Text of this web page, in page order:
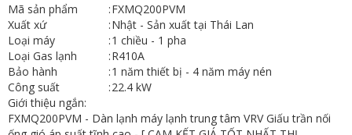
Mã sản phẩm :FXMQ200PVM
Xuất xứ
:Nhật - Sản xuất tại Thái Lan
Loại máy
:1 chiều - 1 pha
Loại Gas lạnh
:R410A
Bảo hành
:1 năm thiết bị - 4 năm máy nén
Công suất
:22.4 kW
Giới thiệu ngắn:
FXMQ200PVM - Dàn lạnh máy lạnh trung tâm VRV Giấu trần nối